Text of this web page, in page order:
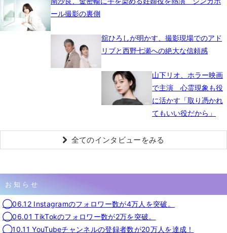
ール撮影の裏側
舘ひろしが明かす、撮影現場でのアド
リブと西野七瀬への絶大な信頼感
山下リオ、ホラー映画
で主演 心霊現象も役
に活かす「取り憑かれ
てもいい役だから」
全てのインタビューをみる
お知らせ
◯06.12 Instagramのフォロワー数が4万人を突破。
◯06.01 TikTokのフォロワー数が2万を突破。
◯10.11 YouTubeチャンネルの登録者数が20万人を達成！